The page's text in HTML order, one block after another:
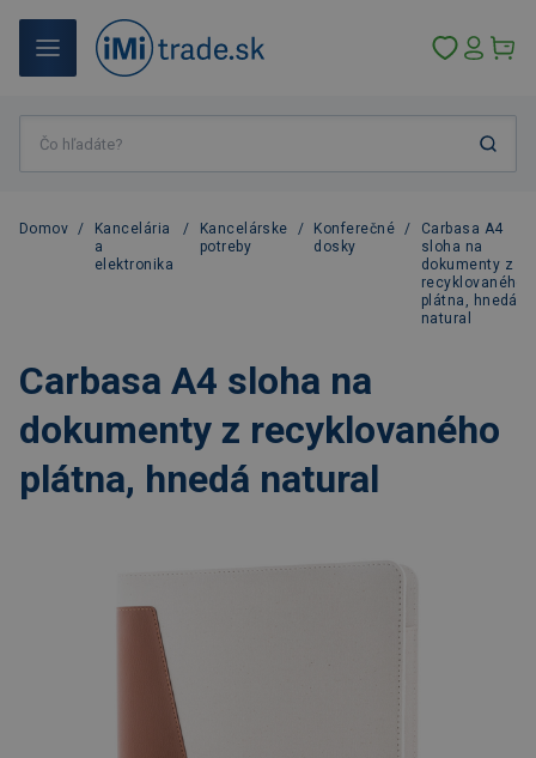
Domov /
Kancelária
a
elektronika
/
Kancelárske
potreby
/
Konferečné
dosky
/
Carbasa A4
sloha na
dokumenty z
recyklovaného
plátna, hnedá
natural
Carbasa A4 sloha na
dokumenty z recyklovaného
plátna, hnedá natural